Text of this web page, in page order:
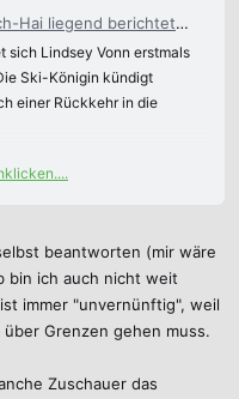
sie sich kaum bewegen kann - WELT
sich Lindsey Vonn erstmals
Ski-Königin kündigt
einer Rückkehr in die
beantworten (mir wäre
bin ich auch nicht weit
immer "unvernünftig", weil
Grenzen gehen muss.
Zuschauer das